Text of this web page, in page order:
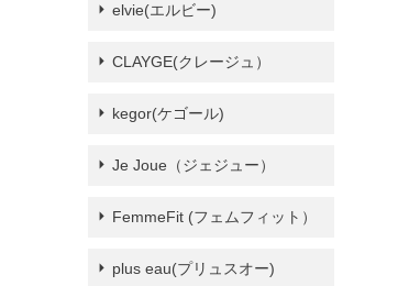
elvie(エルビー)
CLAYGE(クレージュ）
kegor(ケゴール)
Je Joue（ジェジュー）
FemmeFit (フェムフィット）
plus eau(プリュスオー)